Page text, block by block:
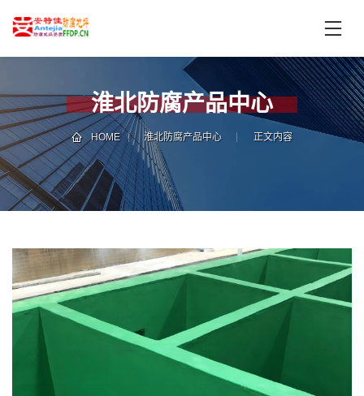
页
中
心
技
术
支
持
服
务
案
资
讯
服
务
区
淮北防腐产品中心
HOME 淮北防腐产品中心 正文内容